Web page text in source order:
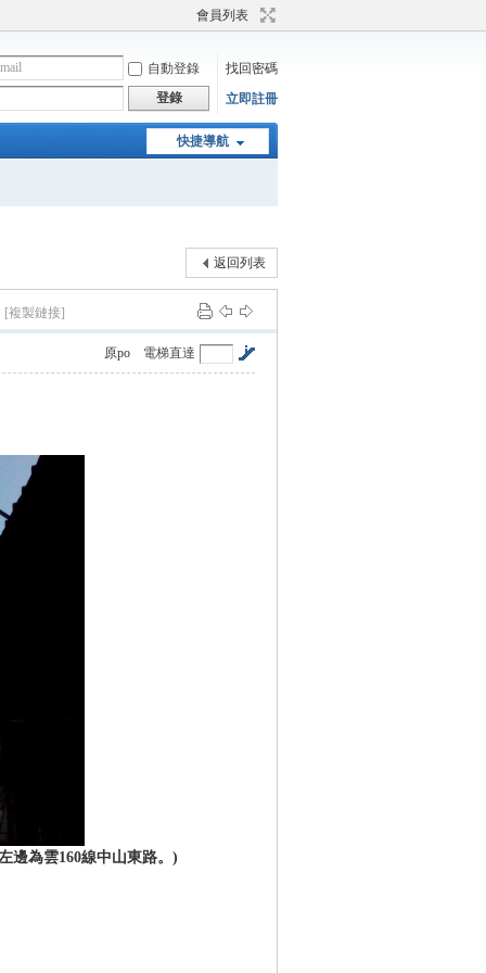
會員列表
自動登錄
找回密碼
登錄
立即註冊
快捷導航
返回列表
[複製鏈接]
電梯直達
原po
邊為雲160線中山東路。)